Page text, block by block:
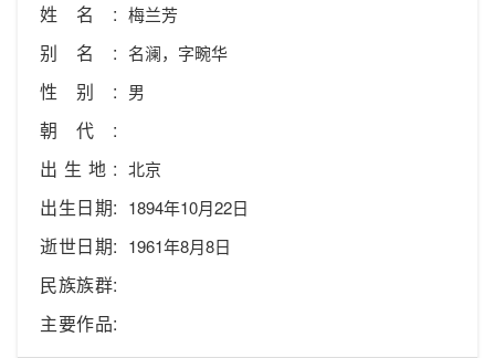
姓名: 梅兰芳
别名: 名澜，字畹华
性别: 男
朝代:
出生地: 北京
出生日期: 1894年10月22日
逝世日期: 1961年8月8日
民族族群:
主要作品: